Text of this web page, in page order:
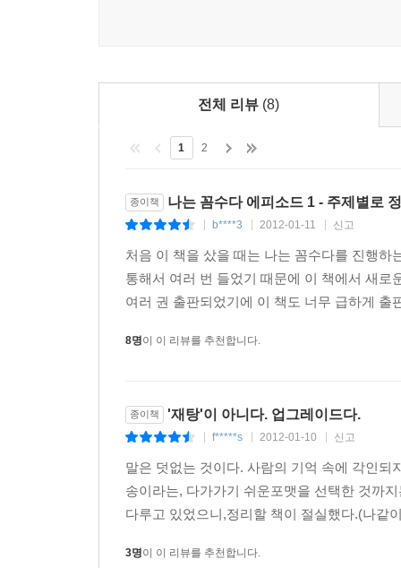
방송에서 남의 얘기를 잘 듣지 않아 이전 방송 내
들어 쫌" "남의 얘기를 쫌 들어!"라는 타박을 받
진실은 아직 밝혀지지 않았다. ("책을 거의 읽지
주진우 시사IN 기자
별명: 누나 전문기자(부인 전문기자), 악마 기자(
유행어: "정통 시사 주간지《시사IN》의 주진우
명멘트 : 여러분 와락 안아주세요. 우리 함께 살
가슴이 있으면 분노하고 투표해야 합니다. (10.26
정통 시사주간지 시사IN 기자. 숱한 특종을 한 ‘
《시사IN》기자로서 매주 자신을 "정통 시사 주
터뜨리는 데에도 불구하고 "《시사IN》은 정통
항변하는 것으로 보아 애사심이 매우 투철한 것
"정통 시사 주간지"인 것을 강조하기 위해서가
RT(리트윗)되었다. 그러나 방송에서 주진우 기자
정동영과 통하는 사람들(정동영 지지자 모임, 줄
전체 리뷰 (8)
1 2
종이책 나는 꼼수다 에피소드 1 - 주제별로
b****3 2012-01-11 신고
처음 이 책을 샀을 때는 나는 꼼수다를 진행
통해서 여러 번 들었기 때문에 이 책에서 새
여러 권 출판되었기에 이 책도 너무 급하게
8명이 이 리뷰를 추천합니다.
종이책 '재탕'이 아니다. 업그레이드다.
f*****s 2012-01-10 신고
말은 덧없는 것이다. 사람의 기억 속에 각인
송이라는, 다가가기 쉬운포맷을 선택한 것까
다루고 있었으니,정리할 책이 절실했다.(나같
3명이 이 리뷰를 추천합니다.